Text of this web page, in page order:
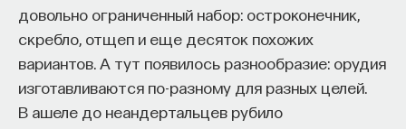
довольно ограниченный набор: остроконечник,
скребло, отщеп и еще десяток похожих
вариантов. А тут появилось разнообразие: орудия
изготавливаются по-разному для разных целей.
В ашеле до неандертальцев рубило
порвать со всеми традиционными правилами
театрального искусства. Он ищет и находит
новую структуру, на его взгляд достаточно
оптимальную, для того чтобы вместить
содержание любого рода, и ориентируется